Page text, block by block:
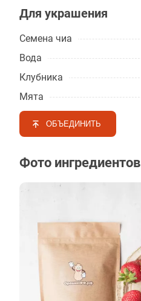
Для украшения
Семена чиа
Вода
Клубника
Мята
ОБЪЕДИНИТЬ
Фото ингредиентов